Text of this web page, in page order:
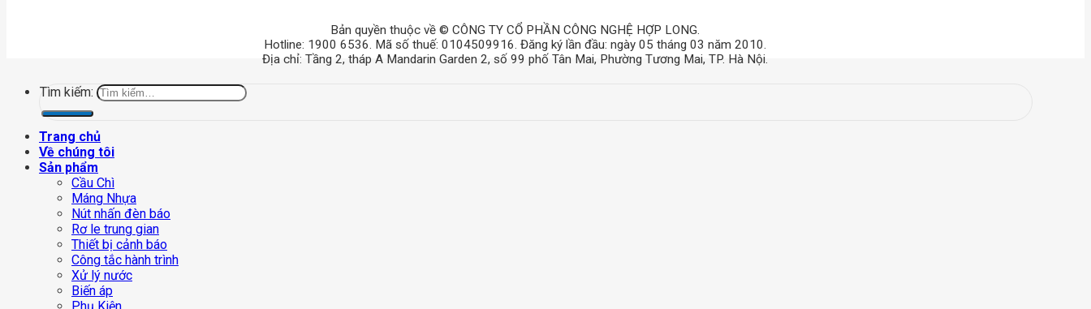
Bản quyền thuộc về © CÔNG TY CỔ PHẦN CÔNG NGHỆ HỢP LONG.
Hotline: 1900 6536. Mã số thuế: 0104509916. Đăng ký lần đầu: ngày 05 tháng 03 năm 2010.
Địa chỉ: Tầng 2, tháp A Mandarin Garden 2, số 99 phố Tân Mai, Phường Tương Mai, TP. Hà Nội.
Tìm kiếm:
Trang chủ
Về chúng tôi
Sản phẩm
Cầu Chì
Máng Nhựa
Nút nhấn đèn báo
Rơ le trung gian
Thiết bị cảnh báo
Công tắc hành trình
Xử lý nước
Biến áp